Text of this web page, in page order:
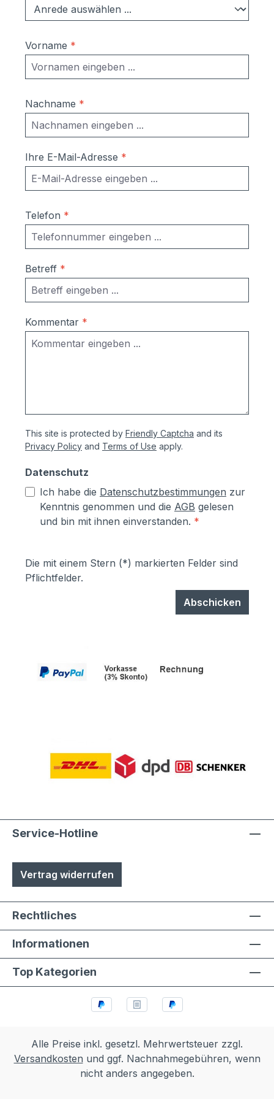
Bodenschiene & Fangkette)
abschließbarer Knebelgriff
Douglasie Dach + Rahmen: Edelstahl
V2Ain Deutschland gefertigt Maße:120
Liter:211x100x75 cm (BHT)240
Aufbau:Die Mülltonnenbox wird komplett
vormontiert frei Bordsteinkante auf
Einwegpaletten geliefert.Ein
Zusammenbauen ist nicht mehr
notwendig.Befestigung am Boden ist
möglich
Vorname *
Nachname *
Ihre E-Mail-Adresse *
Telefon *
Betreff *
Kommentar *
This site is protected by Friendly Captcha and its
Privacy Policy and Terms of Use apply.
Datenschutz
Ich habe die Datenschutzbestimmungen zur
Kenntnis genommen und die AGB gelesen
und bin mit ihnen einverstanden. *
Die mit einem Stern (*) markierten Felder sind
Pflichtfelder.
Abschicken
Service-Hotline
Vertrag widerrufen
Rechtliches
Informationen
Top Kategorien
Alle Preise inkl. gesetzl. Mehrwertsteuer zzgl.
Versandkosten und ggf. Nachnahmegebühren, wenn
nicht anders angegeben.